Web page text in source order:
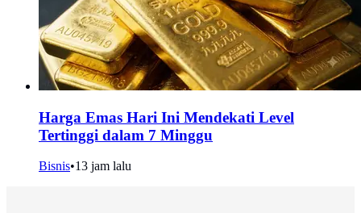
Harga Emas Hari Ini Mendekati Level
Tertinggi dalam 7 Minggu
Bisnis•13 jam lalu